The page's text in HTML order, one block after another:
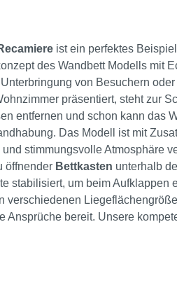
ist ein perfektes
des Wandbett Modells mit
von Besuchern
präsentiert, steht zur
entfernen und schon kann das
Das Modell ist mit
stimmungsvolle Atmosphäre
öffnender Bettkasten unterhalb
stabilisiert, um beim Aufklappen
verschiedenen
Ansprüche bereit. Unsere